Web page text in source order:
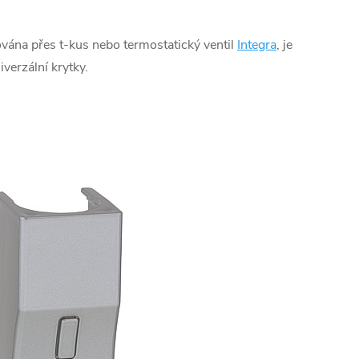
přes t-kus nebo termostatický ventil Integra, je
krytky.